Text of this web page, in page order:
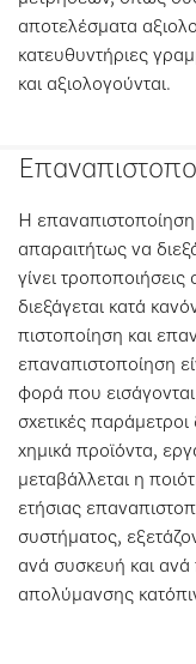
αποτελέσματα
κατευθυντήριες
και αξιολογούνται.
Η επαναπιστοποίηση
απαραιτήτως να
γίνει
διεξάγεται κατά
πιστοποίηση και
επαναπιστοποίηση
φορά που
σχετικές
χημικά προϊόντα,
μεταβάλλεται η
ετήσιας
συστήματος,
ανά συσκευή και
απολύμανσης